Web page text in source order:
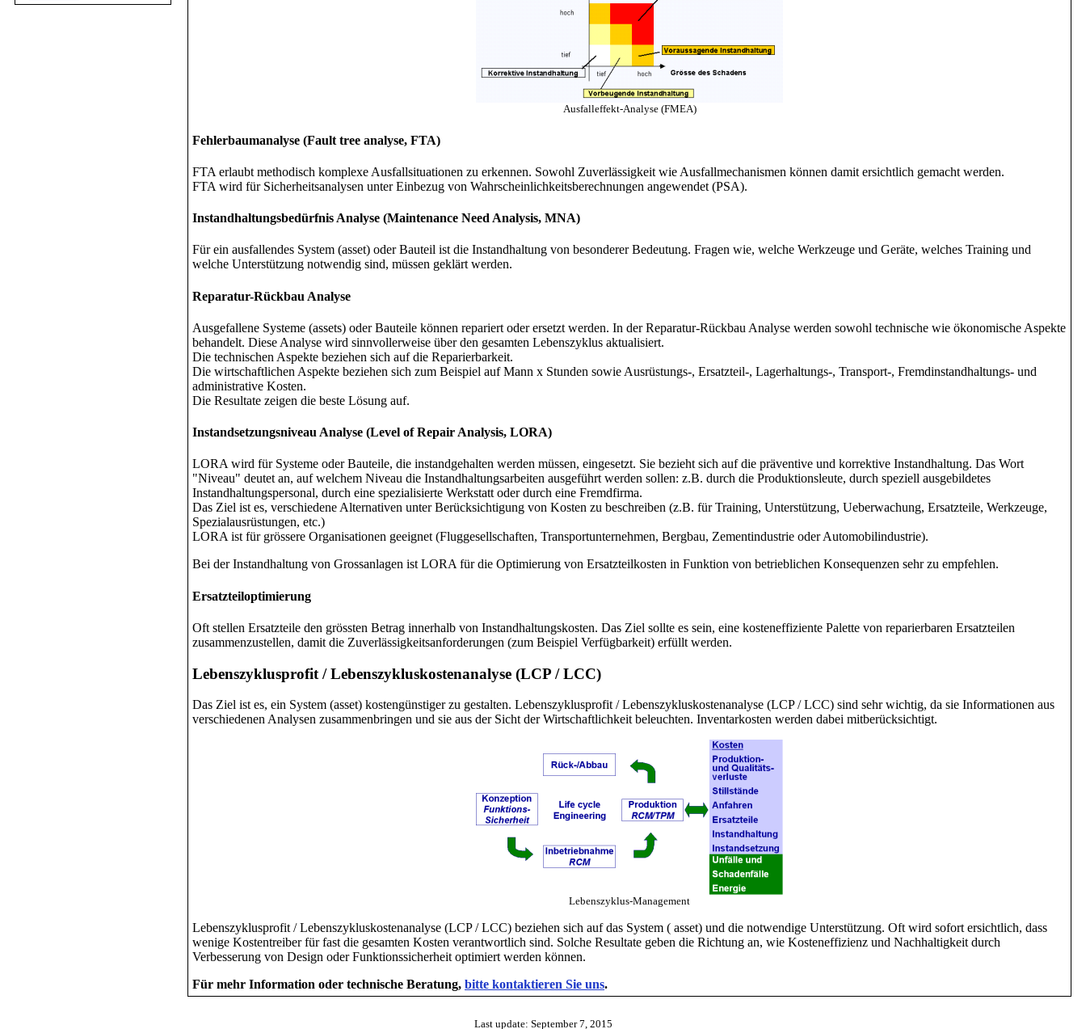
Ausfalleffekt-Analyse (FMEA)
Fehlerbaumanalyse (Fault tree analyse, FTA)
FTA erlaubt methodisch komplexe Ausfallsituationen zu erkennen. Sowohl Zuverlässigkeit wie Ausfallmechanismen können damit ersichtlich gemacht werden.
FTA wird für Sicherheitsanalysen unter Einbezug von Wahrscheinlichkeitsberechnungen angewendet (PSA).
Instandhaltungsbedürfnis Analyse (Maintenance Need Analysis, MNA)
Für ein ausfallendes System (asset) oder Bauteil ist die Instandhaltung von besonderer Bedeutung. Fragen wie, welche Werkzeuge und Geräte, welches Training und
welche Unterstützung notwendig sind, müssen geklärt werden.
Reparatur-Rückbau Analyse
Ausgefallene Systeme (assets) oder Bauteile können repariert oder ersetzt werden. In der Reparatur-Rückbau Analyse werden sowohl technische wie ökonomische Aspekte
behandelt. Diese Analyse wird sinnvollerweise über den gesamten Lebenszyklus aktualisiert.
Die technischen Aspekte beziehen sich auf die Reparierbarkeit.
Die wirtschaftlichen Aspekte beziehen sich zum Beispiel auf Mann x Stunden sowie Ausrüstungs-, Ersatzteil-, Lagerhaltungs-, Transport-, Fremdinstandhaltungs- und
administrative Kosten.
Die Resultate zeigen die beste Lösung auf.
Instandsetzungsniveau Analyse (Level of Repair Analysis, LORA)
LORA wird für Systeme oder Bauteile, die instandgehalten werden müssen, eingesetzt. Sie bezieht sich auf die präventive und korrektive Instandhaltung. Das Wort
"Niveau" deutet an, auf welchem Niveau die Instandhaltungsarbeiten ausgeführt werden sollen: z.B. durch die Produktionsleute, durch speziell ausgebildetes
Instandhaltungspersonal, durch eine spezialisierte Werkstatt oder durch eine Fremdfirma.
Das Ziel ist es, verschiedene Alternativen unter Berücksichtigung von Kosten zu beschreiben (z.B. für Training, Unterstützung, Ueberwachung, Ersatzteile, Werkzeuge,
Spezialausrüstungen, etc.)
LORA ist für grössere Organisationen geeignet (Fluggesellschaften, Transportunternehmen, Bergbau, Zementindustrie oder Automobilindustrie).
Bei der Instandhaltung von Grossanlagen ist LORA für die Optimierung von Ersatzteilkosten in Funktion von betrieblichen Konsequenzen sehr zu empfehlen.
Ersatzteiloptimierung
Oft stellen Ersatzteile den grössten Betrag innerhalb von Instandhaltungskosten. Das Ziel sollte es sein, eine kosteneffiziente Palette von reparierbaren Ersatzteilen
zusammenzustellen, damit die Zuverlässigkeitsanforderungen (zum Beispiel Verfügbarkeit) erfüllt werden.
Lebenszyklusprofit / Lebenszykluskostenanalyse (LCP / LCC)
Das Ziel ist es, ein System (asset) kostengünstiger zu gestalten. Lebenszyklusprofit / Lebenszykluskostenanalyse (LCP / LCC) sind sehr wichtig, da sie Informationen aus
verschiedenen Analysen zusammenbringen und sie aus der Sicht der Wirtschaftlichkeit beleuchten. Inventarkosten werden dabei mitberücksichtigt.
Lebenszyklus-Management
Lebenszyklusprofit / Lebenszykluskostenanalyse (LCP / LCC) beziehen sich auf das System ( asset) und die notwendige Unterstützung. Oft wird sofort ersichtlich, dass
wenige Kostentreiber für fast die gesamten Kosten verantwortlich sind. Solche Resultate geben die Richtung an, wie Kosteneffizienz und Nachhaltigkeit durch
Verbesserung von Design oder Funktionssicherheit optimiert werden können.
Für mehr Information oder technische Beratung, bitte kontaktieren Sie uns.
Last update: September 7, 2015